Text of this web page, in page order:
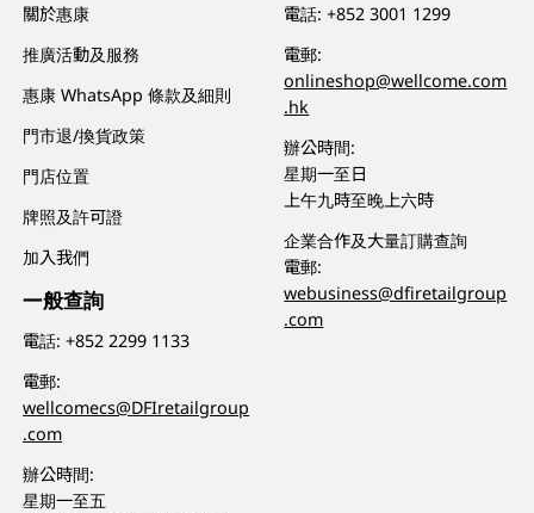
關於惠康
推廣活動及服務
惠康 WhatsApp 條款及細則
門市退/換貨政策
門店位置
牌照及許可證
加入我們
一般查詢
電話:+852 2299 1133
電郵:
wellcomecs@DFIretailgroup
.com
辦公時間:
星期一至五
電話:+852 3001 1299
電郵:
onlineshop@wellcome.com
.hk
辦公時間:
星期一至日
上午九時至晚上六時
企業合作及大量訂購查詢
電郵:
webusiness@dfiretailgroup
.com